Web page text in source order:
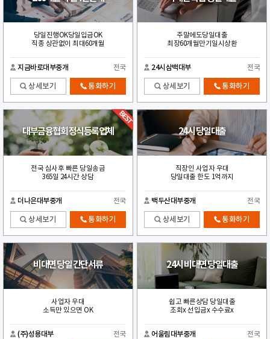
당일진행OK당일입금OK
직종 상관없이 최대60개월
지금바로대부중개 전국
상세보기 통화하기
주말에도당일대출
최장60개월만기일시상환
24시삼백대부 전국
상세보기 통화하기
대부금융협회 정식등록업체
전국 심사후 빠른 당일송금
365일 24시간 상담
더나은대부중개 전국
상세보기 통화하기
24시 당일대출
직장인 사업자 우대
당일대출 한도 1억까지
백두산대부중개 전국
상세보기 통화하기
비대면 당일 간단서류
사업자 우대
소득만 있으면 OK
(주)성용대부 전국
24시 비대면 당일대출
쉽고 빠른상담 당일대출
조회x 선입금x 수수료x
어울림대부중개 전국